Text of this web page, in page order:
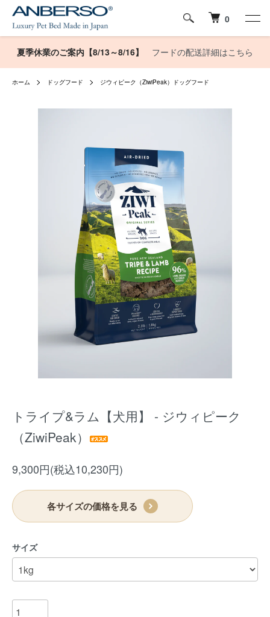
0
夏季休業のご案内【8/13～8/16】 フードの配送詳細はこちら
ホーム ドッグフード ジウィピーク（ZiwiPeak）ドッグフード
トライプ&ラム【犬用】 - ジウィピーク
（ZiwiPeak）
9,300円(税込10,230円)
各サイズの価格を見る
サイズ